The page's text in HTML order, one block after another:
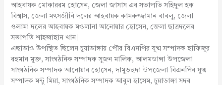
আহবায়ক মোকাররম হোসেন, জেলা জাসাস এর সভাপতি সহিদুল হক
বিশ্বাস, জেলা মৎসজীবি দলের আহবায়ক কামরুজ্জামান বাবলু, জেলা
ওলামা দলের আহবায়ক মওলানা আনোয়ার হোসেন, জেলা ছাত্রদলের
সভাপতি শাহজাহান খান|
এছাড়াও উপস্থিত ছিলেন চুয়াডাঙ্গায় পৌর বিএনপির যুগ্ম সম্পাদক হাফিজুর
রহমান মুক্ত, সাংগঠনিক সম্পাদক সুজন মালিক, আলমডাঙ্গা উপজেলা
সাংগঠনিক সম্পাদক আনোয়ার হোসেন, দামুড়হুদা উপজেলা বিএনপির যুগ্ম
সম্পাদক মন্টু মিয়া, সাংগঠনিক সম্পাদক আবুল হাসেম, চুয়াডাঙ্গা সদর